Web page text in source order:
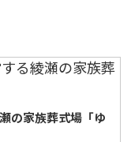
の家族葬式場「ゆ